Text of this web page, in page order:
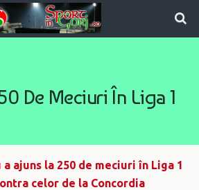
De Meciuri În Liga 1
ajuns la 250 de meciuri în Liga 1
celor de la Concordia